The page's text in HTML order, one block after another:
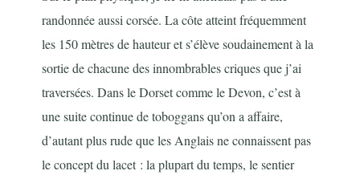
randonnée aussi corsée. La côte atteint fréquemment
les 150 mètres de hauteur et s’élève soudainement à la
sortie de chacune des innombrables criques que j’ai
traversées. Dans le Dorset comme le Devon, c’est à
une suite continue de toboggans qu’on a affaire,
d’autant plus rude que les Anglais ne connaissent pas
le concept du lacet : la plupart du temps, le sentier